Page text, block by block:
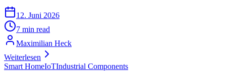
12. Juni 2026
7 min read
Maximilian Heck
Weiterlesen
Smart HomeIoTIndustrial Components